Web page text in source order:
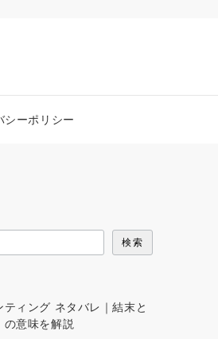
シーポリシー
検索
ィング ネタバレ｜結末と
の意味を解説